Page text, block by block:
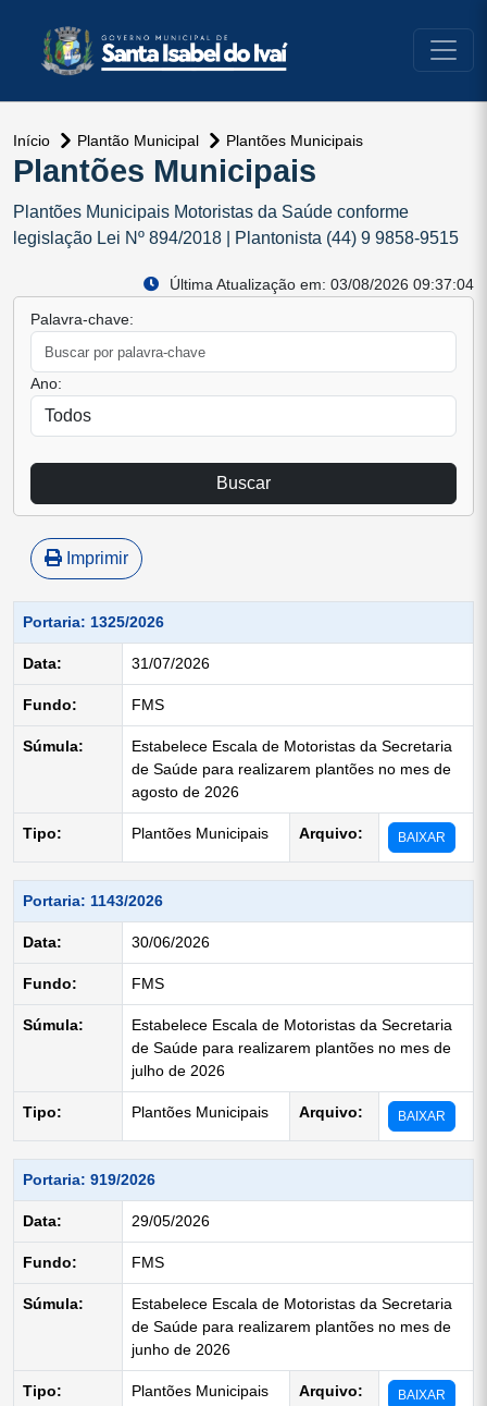
Início Plantão Municipal Plantões Municipais
Plantões Municipais
Plantões Municipais Motoristas da Saúde conforme
legislação Lei Nº 894/2018 | Plantonista (44) 9 9858-9515
Última Atualização em: 03/08/2026 09:37:04
Palavra-chave:
Ano:
Buscar
Imprimir
Portaria: 1325/2026
Data: 31/07/2026
Fundo: FMS
Súmula:
Estabelece Escala de Motoristas da Secretaria
de Saúde para realizarem plantões no mes de
agosto de 2026
Tipo: Plantões Municipais Arquivo: BAIXAR
Portaria: 1143/2026
Data: 30/06/2026
Fundo: FMS
Súmula:
Estabelece Escala de Motoristas da Secretaria
de Saúde para realizarem plantões no mes de
julho de 2026
Tipo: Plantões Municipais Arquivo: BAIXAR
Portaria: 919/2026
Data: 29/05/2026
Fundo: FMS
Súmula:
Estabelece Escala de Motoristas da Secretaria
de Saúde para realizarem plantões no mes de
junho de 2026
Tipo: Plantões Municipais Arquivo: BAIXAR